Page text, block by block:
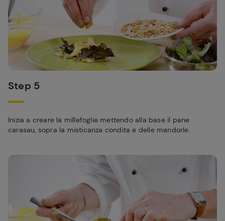
Step 5
Inizia a creare la millefoglie mettendo alla base il pane
carasau, sopra la misticanza condita e delle mandorle.